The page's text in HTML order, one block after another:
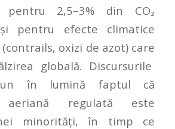
pentru 2,5–3% din CO₂
pentru efecte climatice
oxizi de azot) care
globală. Discursurile
în lumină faptul că
aeriană regulată este
minorități, în timp ce